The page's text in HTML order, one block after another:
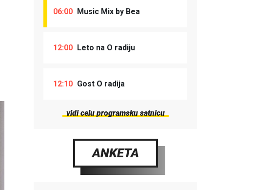
06:00 Music Mix by Bea
12:00 Leto na O radiju
12:10 Gost O radija
vidi celu programsku satnicu
ANKETA